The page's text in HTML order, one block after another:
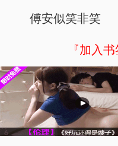
傅安似笑非笑
『加入